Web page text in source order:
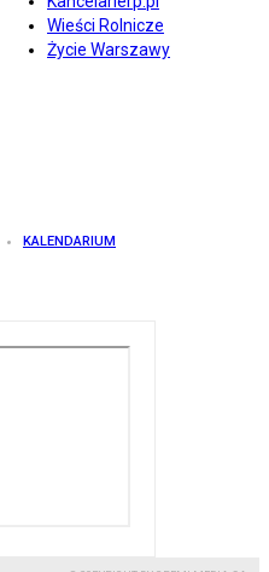
Wieści Rolnicze
Życie Warszawy
KALENDARIUM